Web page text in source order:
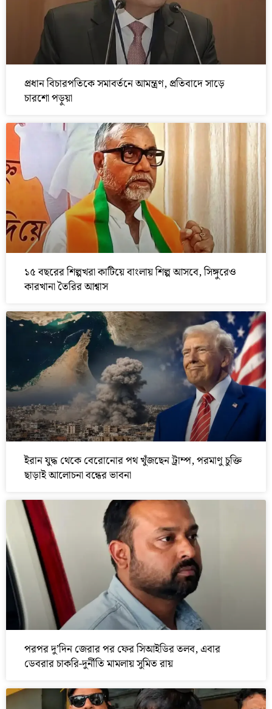
প্রধান বিচারপতিকে সমাবর্তনে আমন্ত্রণ, প্রতিবাদে সাড়ে
চারশো পড়ুয়া
১৫ বছরের শিল্পখরা কাটিয়ে বাংলায় শিল্প আসবে, সিঙ্গুরেও
কারখানা তৈরির আশ্বাস
ইরান যুদ্ধ থেকে বেরোনোর পথ খুঁজছেন ট্রাম্প, পরমাণু চুক্তি
ছাড়াই আলোচনা বন্ধের ভাবনা
পরপর দু’দিন জেরার পর ফের সিআইডির তলব, এবার
ডেবরার চাকরি-দুর্নীতি মামলায় সুমিত রায়